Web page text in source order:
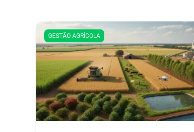
GESTÃO AGRÍCOLA